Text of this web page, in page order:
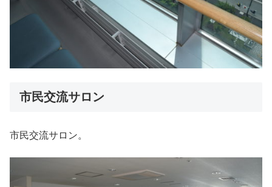
市民交流サロン
市民交流サロン。